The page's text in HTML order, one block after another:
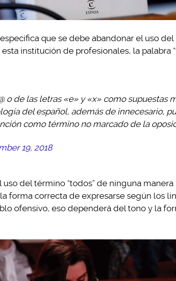
que se debe abandonar el uso del
esta institución de profesionales, la palabra
o de las letras «e» y «x» como supuestas
del español, además de innecesario,
como término no marcado de la
19, 2018
uso del término “todos” de ninguna
forma correcta de expresarse según los
ofensivo, eso dependerá del tono y la